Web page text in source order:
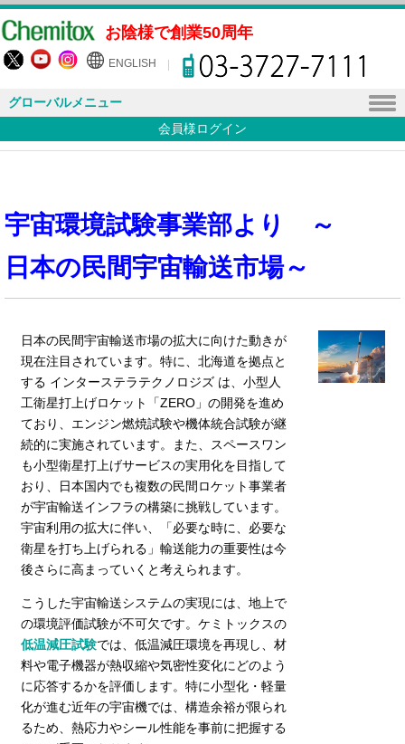
お陰様で創業50周年
ENGLISH
グローバルメニュー
会員様ログイン
宇宙環境試験事業部より ～
日本の民間宇宙輸送市場～
日本の民間宇宙輸送市場の拡大に向けた動きが
現在注目されています。特に、北海道を拠点と
する インターステラテクノロジズ は、小型人
工衛星打上げロケット「ZERO」の開発を進め
ており、エンジン燃焼試験や機体統合試験が継
続的に実施されています。また、スペースワン
も小型衛星打上げサービスの実用化を目指して
おり、日本国内でも複数の民間ロケット事業者
が宇宙輸送インフラの構築に挑戦しています。
宇宙利用の拡大に伴い、「必要な時に、必要な
衛星を打ち上げられる」輸送能力の重要性は今
後さらに高まっていくと考えられます。
こうした宇宙輸送システムの実現には、地上で
の環境評価試験が不可欠です。ケミトックスの
低温減圧試験では、低温減圧環境を再現し、材
料や電子機器が熱収縮や気密性変化にどのよう
に応答するかを評価します。特に小型化・軽量
化が進む近年の宇宙機では、構造余裕が限られ
るため、熱応力やシール性能を事前に把握する